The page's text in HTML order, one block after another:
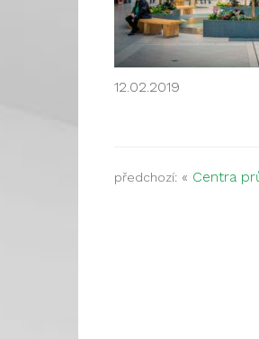
12.02.2019
předchozí: « Centra